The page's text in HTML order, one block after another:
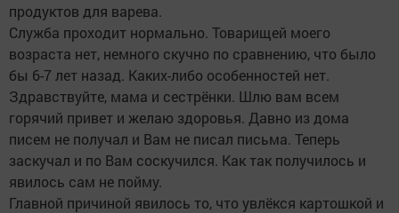
продуктов для варева.
Служба проходит нормально. Товарищей моего
возраста нет, немного скучно по сравнению, что было
бы 6-7 лет назад. Каких-либо особенностей нет.
Здравствуйте, мама и сестрёнки. Шлю вам всем
горячий привет и желаю здоровья. Давно из дома
писем не получал и Вам не писал письма. Теперь
заскучал и по Вам соскучился. Как так получилось и
явилось сам не пойму.
Главной причиной явилось то, что увлёкся картошкой и